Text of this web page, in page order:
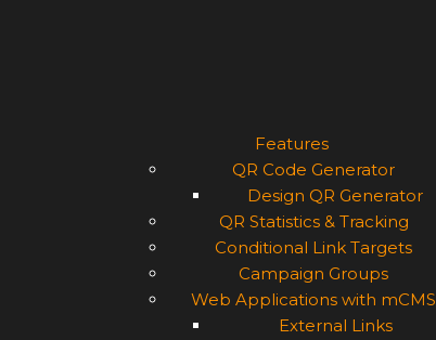
Features
QR Code Generator
Design QR Generator
QR Statistics & Tracking
Conditional Link Targets
Campaign Groups
Web Applications with mCMS
External Links